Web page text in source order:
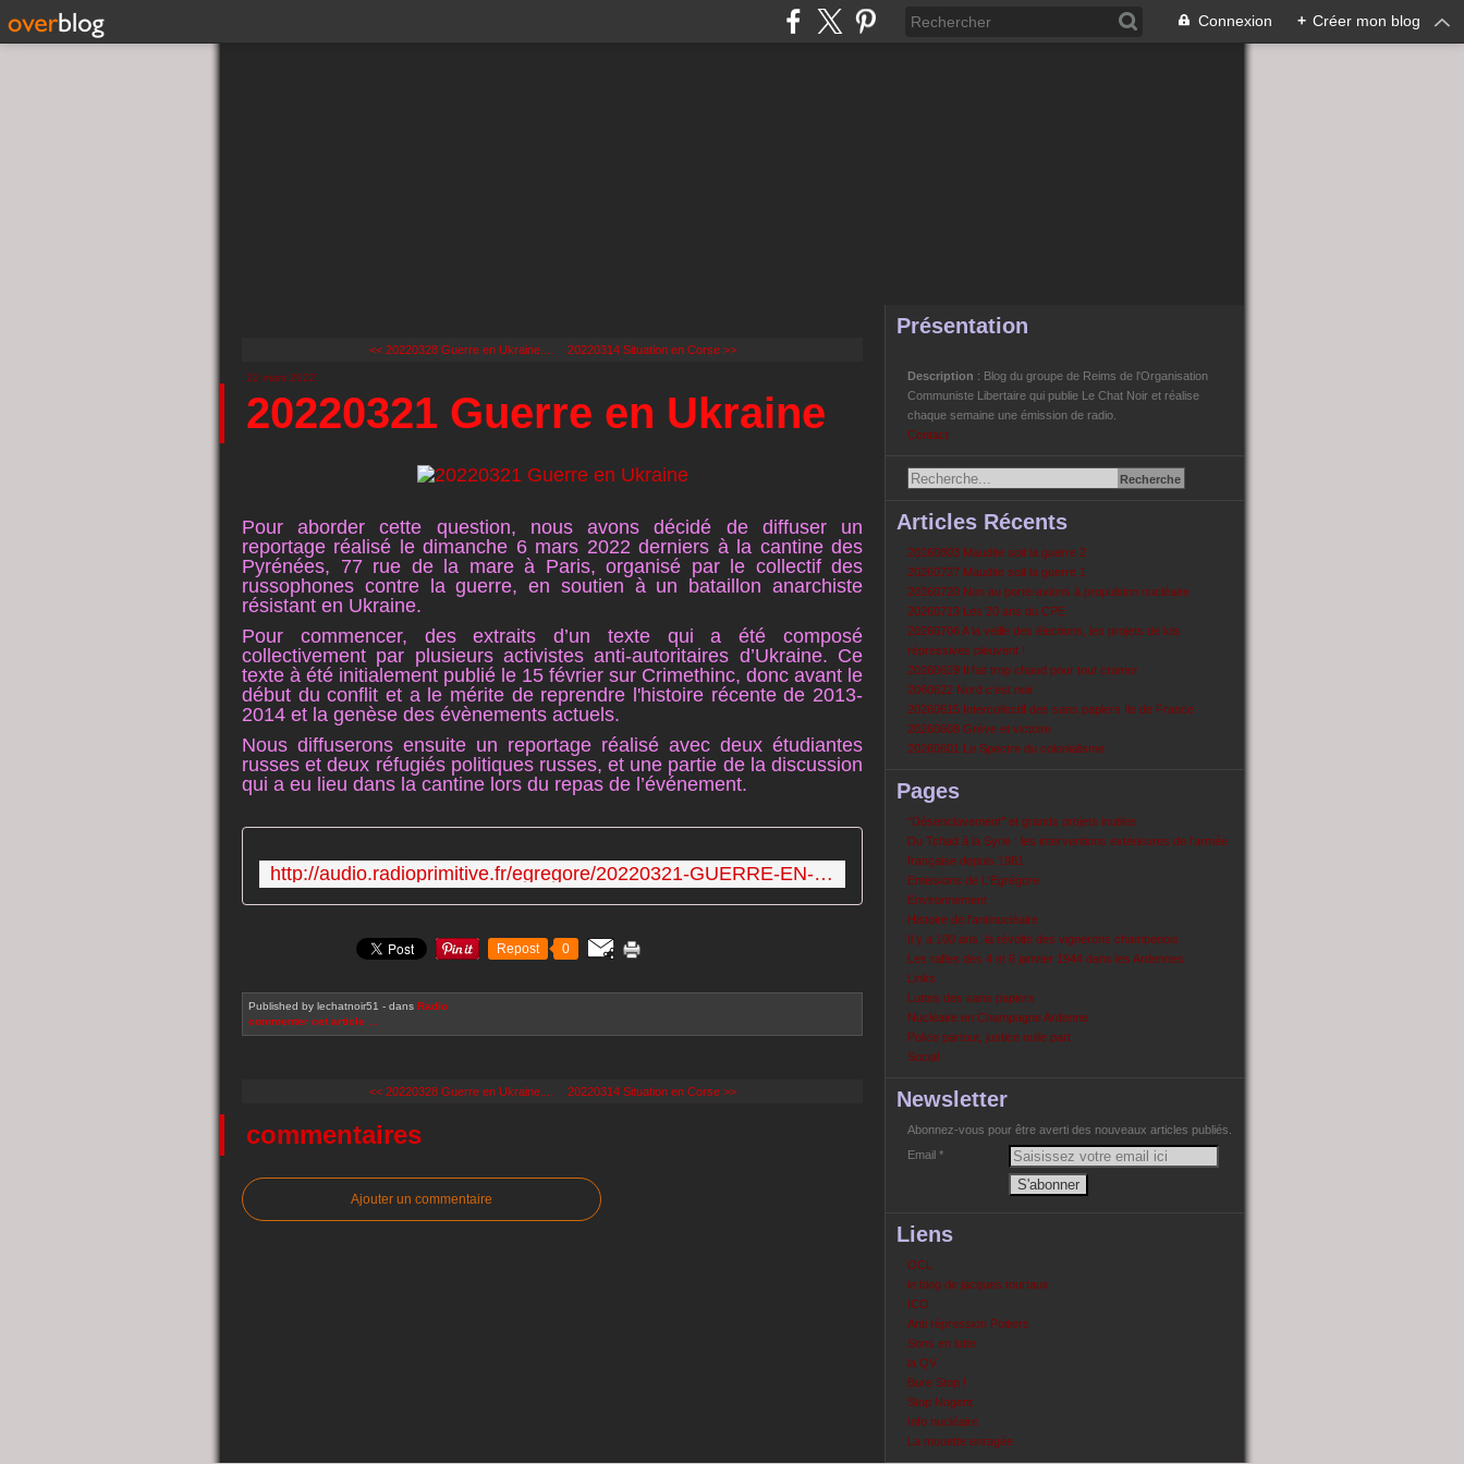
Connexion + Créer mon blog
<< 20220328 Guerre en Ukraine.... 20220314 Situation en Corse >>
22 mars 2022
20220321 Guerre en Ukraine
Pour aborder cette question, nous avons décidé de diffuser un
reportage réalisé le dimanche 6 mars 2022 derniers à la cantine des
Pyrénées, 77 rue de la mare à Paris, organisé par le collectif des
russophones contre la guerre, en soutien à un bataillon anarchiste
résistant en Ukraine.
Pour commencer, des extraits d’un texte qui a été composé
collectivement par plusieurs activistes anti-autoritaires d’Ukraine. Ce
texte à été initialement publié le 15 février sur Crimethinc, donc avant le
début du conflit et a le mérite de reprendre l'histoire récente de 2013-
2014 et la genèse des évènements actuels.
Nous diffuserons ensuite un reportage réalisé avec deux étudiantes
russes et deux réfugiés politiques russes, et une partie de la discussion
qui a eu lieu dans la cantine lors du repas de l’événement.
http://audio.radioprimitive.fr/egregore/20220321-GUERRE-EN-UKRAINE.mp3
Repost 0
Published by lechatnoir51 - dans Radio
commenter cet article
<< 20220328 Guerre en Ukraine.... 20220314 Situation en Corse >>
commentaires
Ajouter un commentaire
Présentation
Description : Blog du groupe de Reims de l'Organisation
Communiste Libertaire qui publie Le Chat Noir et réalise
chaque semaine une émission de radio.
Contact
Articles Récents
20260803 Maudite soit la guerre 2
20260727 Maudite soit la guerre 1
20260720 Non au porte-avions à propulsion nucléaire
20260713 Les 20 ans du CPE
20260706 A la veille des élections, les projets de lois
répressives pleuvent !
20260629 Il fait trop chaud pour tout cramer
2060622 Nord c’est noir
20260615 Intercollectif des sans papiers Ile de France
20260608 Grève et victoire
20260601 Le Spectre du colonialisme
Pages
‘‘Désenclavement’’ et grands projets inutiles
Du Tchad à la Syrie : les interventions extérieures de l’armée
française depuis 1981
Emissions de L'Egrégore
Environnement
Histoire de l'antinucléaire
Il y a 100 ans, la révolte des vignerons champenois
Les rafles des 4 et 6 janvier 1944 dans les Ardennes
Links
Luttes des sans papiers
Nucléaire en Champagne Ardenne
Police partout, justice nulle part
Social
Newsletter
Abonnez-vous pour être averti des nouveaux articles publiés.
Email
Liens
OCL
le blog de jacques tourtaux
ICO
Anti répression Poitiers
Sons en lutte
la QV
Bure Stop !
Stop Nogent
Info nucléaire
La mouette enragée